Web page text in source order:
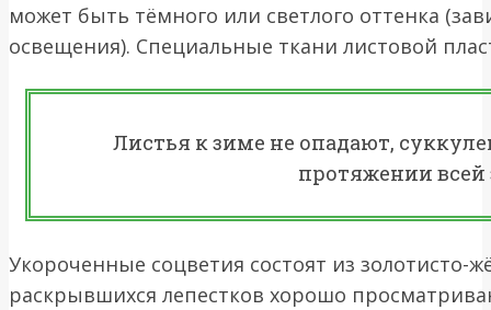
может быть тёмного или светлого оттенка
освещения). Специальные ткани листовой
Листья к зиме не опадают,
протяжении
Укороченные соцветия состоят из золотисто-
раскрывшихся лепестков хорошо